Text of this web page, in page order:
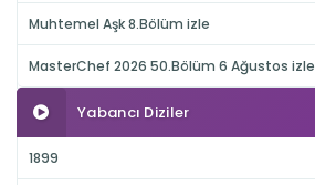
Muhtemel Aşk 8.Bölüm izle
MasterChef 2026 50.Bölüm 6 Ağustos izle
Yabancı Diziler
1899